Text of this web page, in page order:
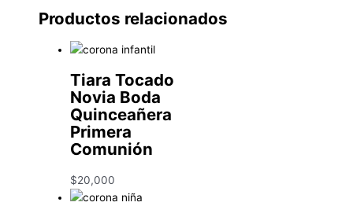
Productos relacionados
Tiara Tocado
Novia Boda
Quinceañera
Primera
Comunión
$20,000